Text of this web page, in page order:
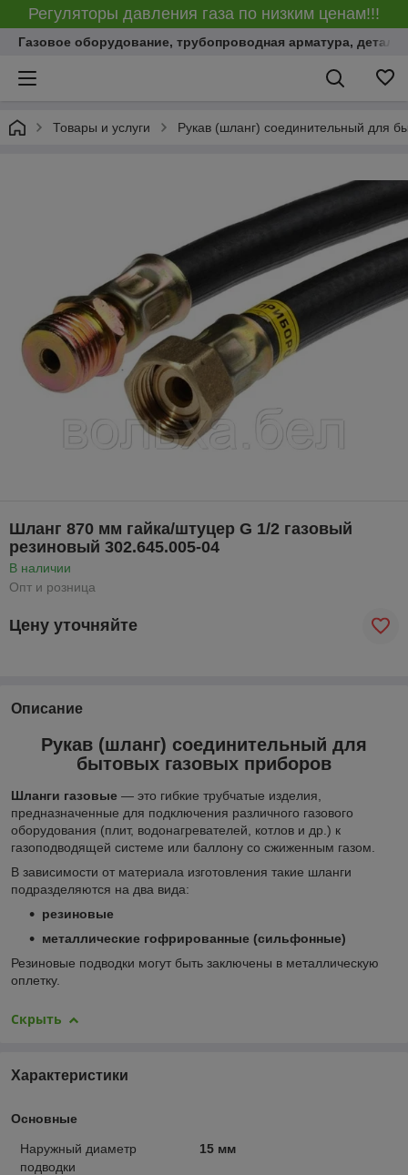
Регуляторы давления газа по низким ценам!!!
Газовое оборудование, трубопроводная арматура,
Товары и услуги Рукав (шланг) соединительный для
Шланг 870 мм гайка/штуцер G 1/2 газовый
резиновый 302.645.005-04
В наличии
Опт и розница
Цену уточняйте
Описание
Рукав (шланг) соединительный для
бытовых газовых приборов
Шланги газовые — это гибкие трубчатые изделия,
предназначенные для подключения различного газового
оборудования (плит, водонагревателей, котлов и др.) к
газоподводящей системе или баллону со сжиженным газом.
В зависимости от материала изготовления такие шланги
подразделяются на два вида:
резиновые
металлические гофрированные (сильфонные)
Резиновые подводки могут быть заключены в металлическую
оплетку.
Скрыть
Характеристики
Основные
Наружный диаметр
подводки
15 мм